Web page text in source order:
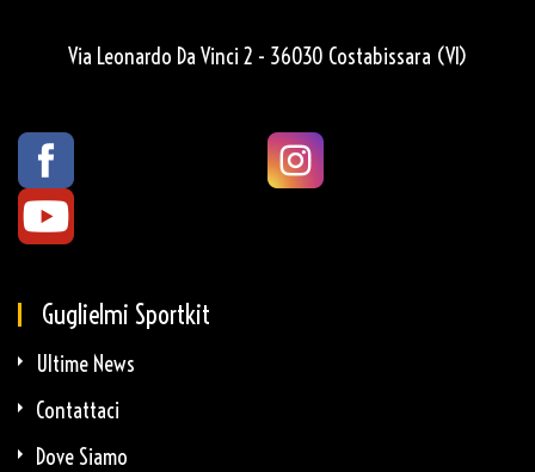
Via Leonardo Da Vinci 2 - 36030 Costabissara (VI)
Guglielmi Sportkit
Ultime News
Contattaci
Dove Siamo